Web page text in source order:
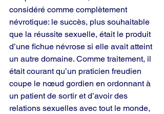
considéré comme complètement
névrotique: le succès, plus souhaitable
que la réussite sexuelle, était le produit
d’une fichue névrose si elle avait atteint
un autre domaine. Comme traitement, il
était courant qu’un praticien freudien
coupe le nœud gordien en ordonnant à
un patient de sortir et d’avoir des
relations sexuelles avec tout le monde,